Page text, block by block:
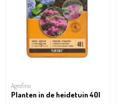
Agrofino
Planten in de heidetuin 40l